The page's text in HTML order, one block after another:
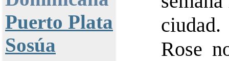
Puerto Plata
Sosúa
Rose